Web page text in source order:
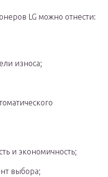
LG можно отнести:
износа;
и экономичность;
выбора;